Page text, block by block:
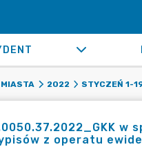
2022 STYCZEŃ 1-
z operatu